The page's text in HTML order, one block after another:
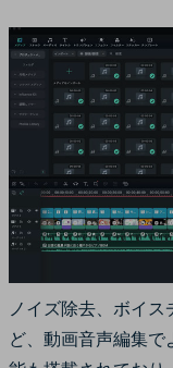
ノイズ除去、ボイ
ど、動画音声編集